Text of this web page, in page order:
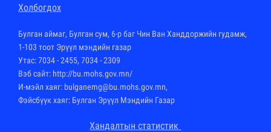
Холбогдох
Булган аймаг, Булган сум, 6-р баг Чин Ван Ханддоржийн гудамж,
1-103 тоот Эрүүл мэндийн газар
Утас: 7034 - 2455, 7034 - 2309
Вэб сайт: http://bu.mohs.gov.mn/
И-мэйл хаяг: bulganemg@bu.mohs.gov.mn,
Фэйсбүүк хаяг: Булган Эрүүл Мэндийн Газар
Хандалтын статистик